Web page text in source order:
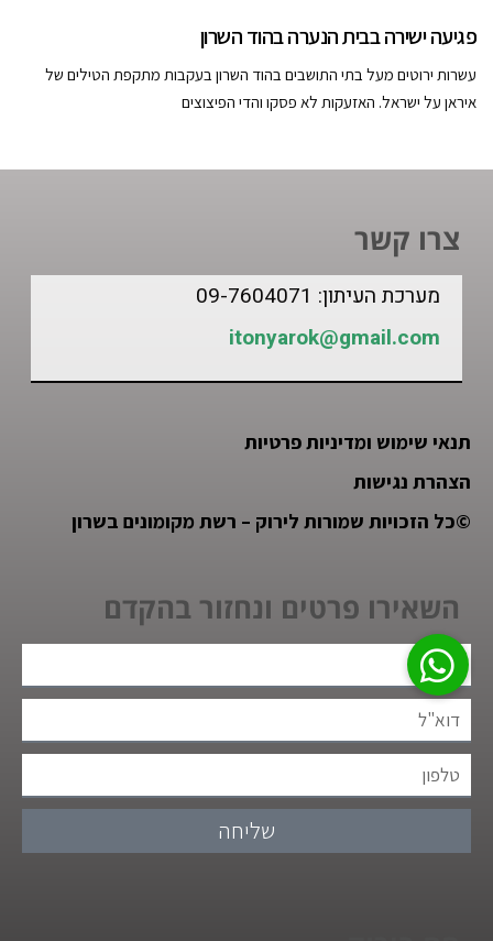
פגיעה ישירה בבית הנערה בהוד השרון
עשרות ירוטים מעל בתי התושבים בהוד השרון בעקבות מתקפת הטילים של
איראן על ישראל. האזעקות לא פסקו והדי הפיצוצים
צרו קשר
מערכת העיתון: 09-7604071
itonyarok@gmail.com
תנאי שימוש ומדיניות פרטיות
הצהרת נגישות
©כל הזכויות שמורות לירוק – רשת מקומונים בשרון
השאירו פרטים ונחזור בהקדם
שליחה